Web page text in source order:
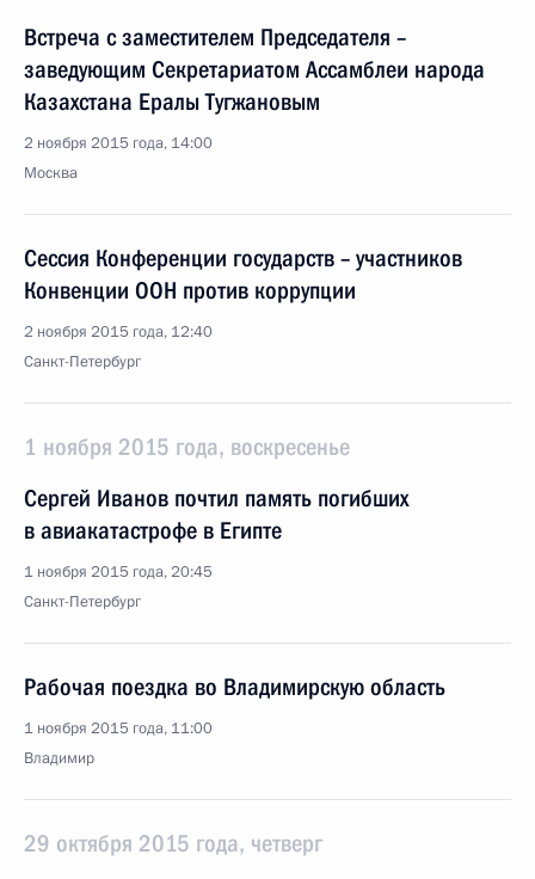
Встреча с заместителем Председателя –
заведующим Секретариатом Ассамблеи народа
Казахстана Ералы Тугжановым
2 ноября 2015 года, 14:00
Москва
Сессия Конференции государств – участников
Конвенции ООН против коррупции
2 ноября 2015 года, 12:40
Санкт-Петербург
1 ноября 2015 года, воскресенье
Сергей Иванов почтил память погибших
в авиакатастрофе в Египте
1 ноября 2015 года, 20:45
Санкт-Петербург
Рабочая поездка во Владимирскую область
1 ноября 2015 года, 11:00
Владимир
29 октября 2015 года, четверг